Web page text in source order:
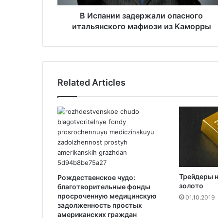
з
р
и
о
п
а
н
и
т
а
л
В Испании задержали опасного
итальянского мафиози из Каморры
Related Articles
Рождественское чудо:
благотворительные фонды
просроченную медицинскую
задолженность простых
американских граждан
Трейдеры
золото
01.10.2019